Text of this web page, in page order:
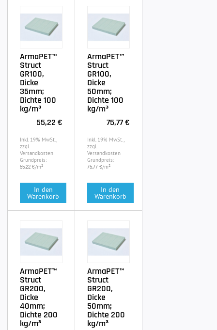
ArmaPET™
Struct
GR100,
Dicke
35mm;
Dichte 100
kg/m³
55,22 €
Inkl. 19% MwSt.,
zzgl.
Versandkosten
Grundpreis:
55,22 €/m²
In den
Warenkorb
ArmaPET™
Struct
GR100,
Dicke
50mm;
Dichte 100
kg/m³
75,77 €
Inkl. 19% MwSt.,
zzgl.
Versandkosten
Grundpreis:
75,77 €/m²
In den
Warenkorb
ArmaPET™
Struct
GR200,
Dicke
40mm;
Dichte 200
kg/m³
ArmaPET™
Struct
GR200,
Dicke
50mm;
Dichte 200
kg/m³